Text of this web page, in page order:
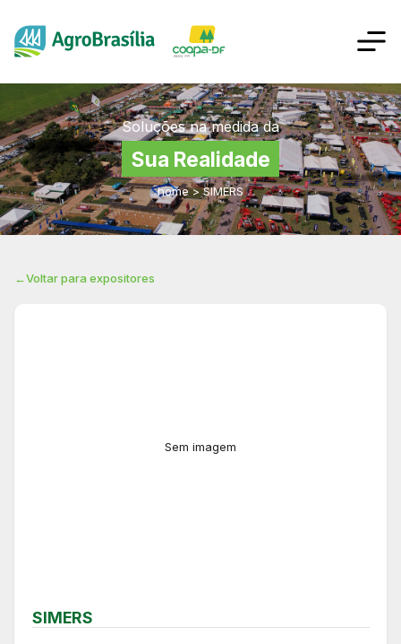
Soluções na medida da
Sua Realidade
home > SIMERS
←Voltar para expositores
Sem imagem
SIMERS